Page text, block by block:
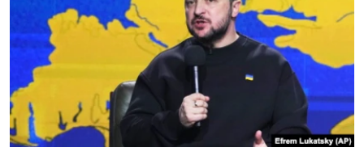
ПОБЕДИТЕЛЕЙ НЕ СУДЯТ?
КРЫМ.НЕПОКОРЕННЫЙ
ELIFBE
УКРАИНСКАЯ ПРОБЛЕМА КРЫМА
ПРИСОЕДИНЯЙТЕСЬ!
Все сайты RFE/RL